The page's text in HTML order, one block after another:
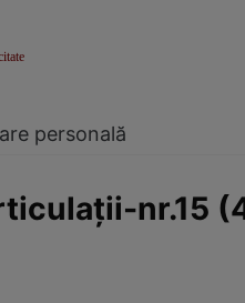
personală
nr.15